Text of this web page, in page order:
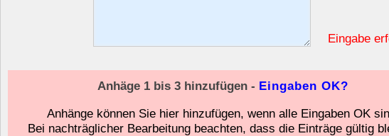
Eingabe
Anhang 2
Anhäge 1 bis 3 hinzufügen - Eingaben OK?
Anhänge können Sie hier hinzufügen, wenn alle Eingaben OK
Bei nachträglicher Bearbeitung beachten, dass die Einträge gültig